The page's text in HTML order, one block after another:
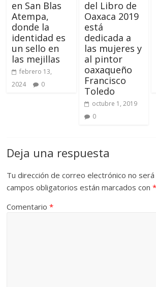
en San Blas
Atempa,
donde la
identidad es
un sello en
las mejillas
febrero 13,
2024
0
del Libro de
Oaxaca 2019
está
dedicada a
las mujeres y
al pintor
oaxaqueño
Francisco
Toledo
octubre 1, 2019
0
Deja una respuesta
Tu dirección de correo electrónico no será
campos obligatorios están marcados con*
Comentario*